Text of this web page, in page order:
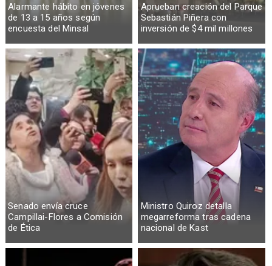
Alarmante hábito en jóvenes
de 13 a 15 años según
encuesta del Minsal
Aprueban creación del Parque
Sebastián Piñera con
inversión de $4 mil millones
Senado envía cruce
Campillai-Flores a Comisión
de Ética
Ministro Quiroz detalla
megarreforma tras cadena
nacional de Kast